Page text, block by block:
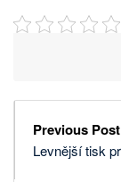
Previous Post
Levnější tisk